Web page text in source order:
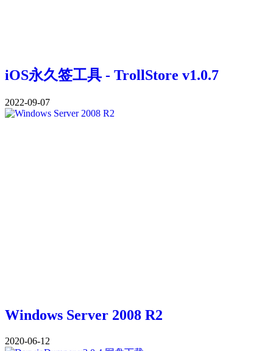
iOS永久签工具 - TrollStore v1.0.7
2022-09-07
Windows Server 2008 R2
2020-06-12